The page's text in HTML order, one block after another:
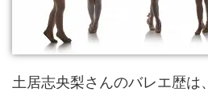
土居志央梨さんのバレエ歴は、